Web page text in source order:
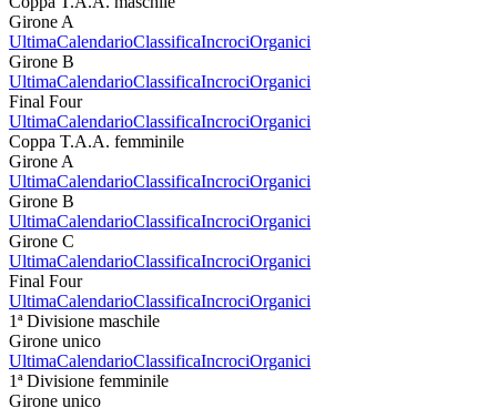
Girone A
UltimaCalendarioClassificaIncrociOrganici
Girone B
UltimaCalendarioClassificaIncrociOrganici
Final Four
UltimaCalendarioClassificaIncrociOrganici
Coppa T.A.A. femminile
Girone A
UltimaCalendarioClassificaIncrociOrganici
Girone B
UltimaCalendarioClassificaIncrociOrganici
Girone C
UltimaCalendarioClassificaIncrociOrganici
Final Four
UltimaCalendarioClassificaIncrociOrganici
1ª Divisione maschile
Girone unico
UltimaCalendarioClassificaIncrociOrganici
1ª Divisione femminile
Girone unico